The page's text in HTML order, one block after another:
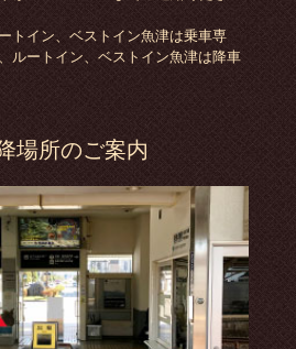
トイン、ベストイン魚津は乗車専
ルートイン、ベストイン魚津は降車
場所のご案内